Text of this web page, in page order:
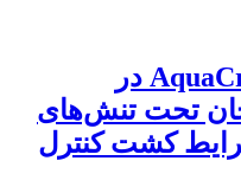
ارزیابی عملکرد مدل AquaCrop در
تحت تنش‌های
کشت کنترل